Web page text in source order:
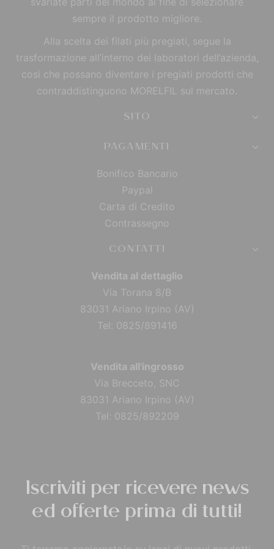
sempre il prodotto migliore.
Alla scelta dei filati più pregiati, segue la
trasformazione all’interno dei laboratori dell’azienda,
così che possano diventare i pregiati prodotti che
contraddistinguono MORELFIL sul mercato.
SITO
PAGAMENTI
Bonifico Bancario
Paypal
Carta di Credito
Contrassegno
CONTATTI
Vendita al dettaglio
Via Torana 8/B
83031 Ariano Irpino (AV)
Tel: 0825/891416
Vendita all'ingrosso
Via Brecceto, SNC
83031 Ariano Irpino (AV)
Tel: 0825/892209
Iscriviti per ricevere news
ed offerte prima di tutti!